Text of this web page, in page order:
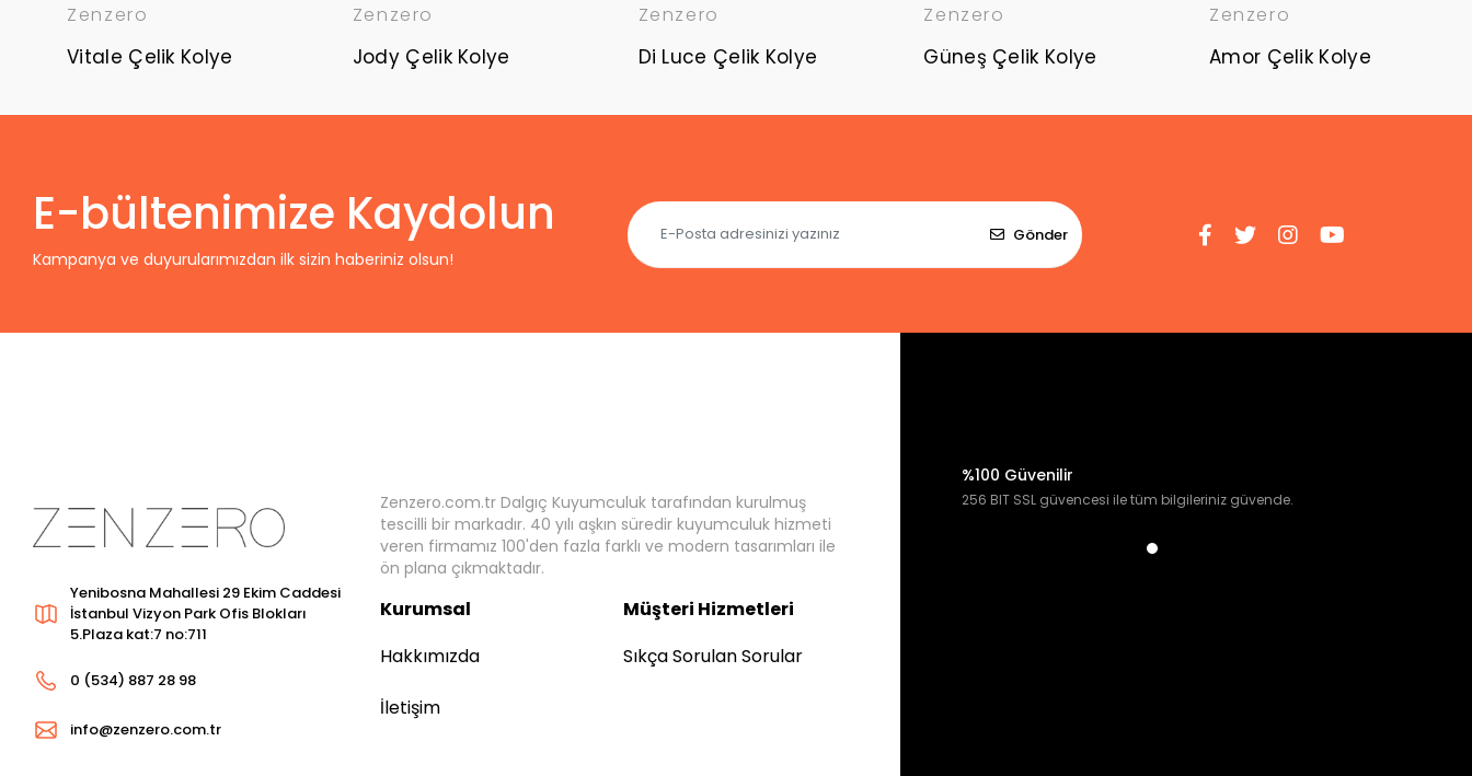
Zenzero
Vitale Çelik Kolye
Zenzero
Jody Çelik Kolye
Zenzero
Di Luce Çelik Kolye
Zenzero
Güneş Çelik Kolye
Zenzero
Amor Çelik Kolye
E-bültenimize Kaydolun
Kampanya ve duyurularımızdan ilk sizin haberiniz olsun!
Gönder
Yenibosna Mahallesi 29 Ekim Caddesi
İstanbul Vizyon Park Ofis Blokları
5.Plaza kat:7 no:711
0 (534) 887 28 98
info@zenzero.com.tr
Zenzero.com.tr Dalgıç Kuyumculuk tarafından kurulmuş
tescilli bir markadır. 40 yılı aşkın süredir kuyumculuk hizmeti
veren firmamız 100'den fazla farklı ve modern tasarımları ile
ön plana çıkmaktadır.
Kurumsal
Hakkımızda
İletişim
Müşteri Hizmetleri
Sıkça Sorulan Sorular
%100 Güvenilir
256 BIT SSL güvencesi ile tüm bilgileriniz güvende.